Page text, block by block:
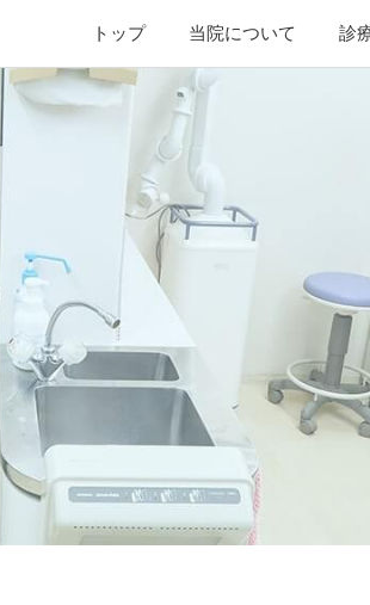
トップ 当院について 診